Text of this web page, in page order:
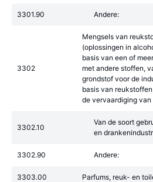
3301.90 Andere:
3302
Mengsels van
(oplossingen in
basis van een of
met andere stoffen,
grondstof voor de
basis van
de vervaardiging van
3302.10
Van de soort
en
3302.90 Andere:
3303.00 Parfums, reuk- en